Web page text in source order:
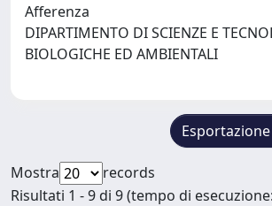
Afferenza
DIPARTIMENTO DI SCIENZE E
BIOLOGICHE ED AMBIENTALI
Esportazione
Mostra
records
Risultati 1 - 9 di 9 (tempo di